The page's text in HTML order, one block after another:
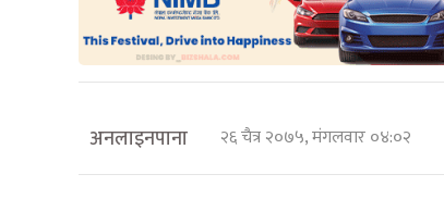
अनलाइनपाना २६ चैत्र २०७५, मंगलवार ०४:०२